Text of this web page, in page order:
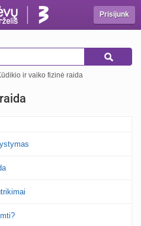
Prisijunk
ir vaiko fizinė raida